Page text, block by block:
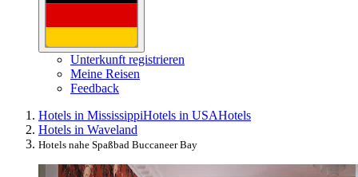
Unterkunft registrieren
Meine Reisen
Feedback
Hotels in MississippiHotels in USAHotels
Hotels in Waveland
Hotels nahe Spaßbad Buccaneer Bay